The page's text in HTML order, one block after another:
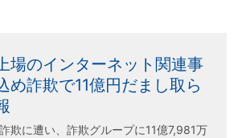
場のインターネット関連事
め詐欺で11億円だまし取ら
欺に遭い、詐欺グループに11億7,981万